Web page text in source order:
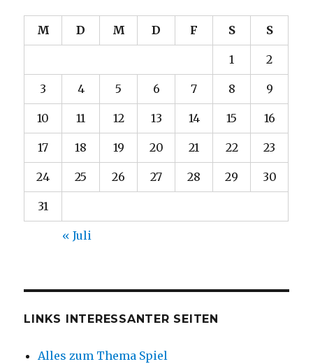
M D M D F S S
1 2
3 4 5 6 7 8 9
10 11 12 13 14 15 16
17 18 19 20 21 22 23
24 25 26 27 28 29 30
31
« Juli
LINKS INTERESSANTER SEITEN
Alles zum Thema Spiel